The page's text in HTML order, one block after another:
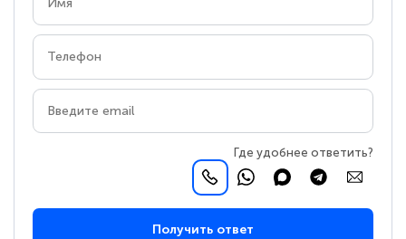
Где удобнее ответить?
Получить ответ